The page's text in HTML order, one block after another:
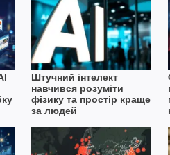
Штучний інтелект
навчився розуміти
фізику та простір краще
за людей